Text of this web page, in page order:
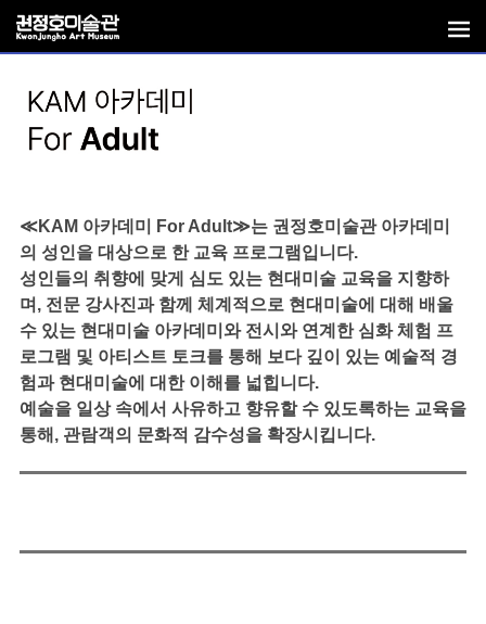
≪KAM 아카데미 For Adult≫는 권정호미술관 아카데미
의 성인을 대상으로 한 교육 프로그램입니다.
성인들의 취향에 맞게 심도 있는 현대미술 교육을 지향하
며, 전문 강사진과 함께 체계적으로 현대미술에 대해 배울
수 있는 현대미술 아카데미와 전시와 연계한 심화 체험 프
로그램 및 아티스트 토크를 통해 보다 깊이 있는 예술적 경
험과 현대미술에 대한 이해를 넓힙니다.
예술을 일상 속에서 사유하고 향유할 수 있도록하는 교육을
통해, 관람객의 문화적 감수성을 확장시킵니다.